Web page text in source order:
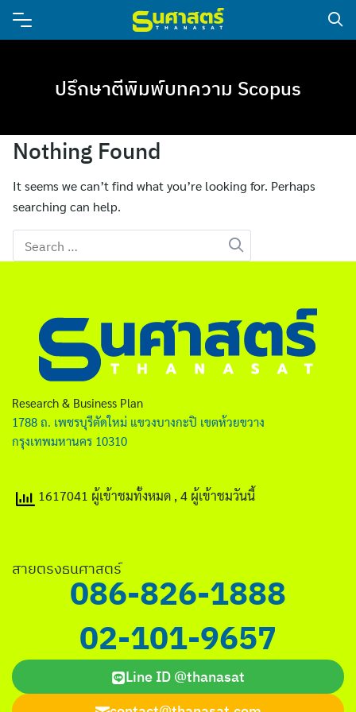
ไทย
English
ปรึกษาตีพิมพ์บทความ Scopus
Nothing Found
It seems we can’t find what you’re looking for. Perhaps
searching can help.
Search
for:
Research & Business Plan
1788 ถ. เพชรบุรีตัดใหม่ แขวงบางกะปิ เขตห้วยขวาง
กรุงเทพมหานคร 10310
1617041 ผู้เข้าชมทั้งหมด , 4 ผู้เข้าชมวันนี้
สายตรงธนศาสตร์
086-826-1888
02-101-9657
Line ID @thanasat